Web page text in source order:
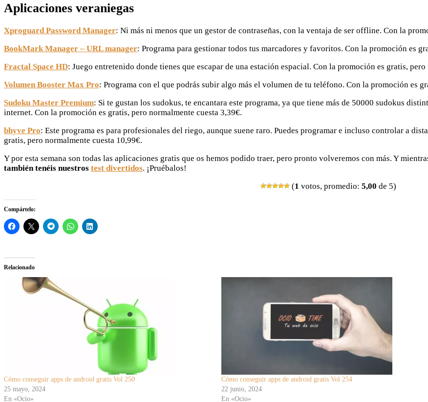
Aplicaciones veraniegas
Xproguard Password Manager: Ni más ni menos que un gestor de contraseñas, con la ventaja de ser offline. Con la
BookMark Manager – URL manager: Programa para gestionar todos tus marcadores y favoritos. Con la promoción es
Fractal Space HD: Juego entretenido donde tienes que escapar de una estación espacial. Con la promoción es gratis,
Volumen Booster Max Pro: Programa con el que podrás subir algo más el volumen de tu teléfono. Con la promoción es
Sudoku Master Premium: Si te gustan los sudokus, te encantara este programa, ya que tiene más de 50000 sudokus
internet. Con la promoción es gratis, pero normalmente cuesta 3,39€.
bhyve Pro: Este programa es para profesionales del riego, aunque suene raro. Puedes programar e incluso controlar a
gratis, pero normalmente cuesta 10,99€.
Y por esta semana son todas las aplicaciones gratis que os hemos podido traer, pero pronto volveremos con más. Y
también tenéis nuestros test divertidos. ¡Pruébalos!
(1 votos, promedio: 5,00 de 5)
Compártelo:
Relacionado
Cómo conseguir apps de android gratis Vol 250
25 mayo, 2024
En «Ocio»
Cómo conseguir apps de android gratis Vol 254
22 junio, 2024
En «Ocio»